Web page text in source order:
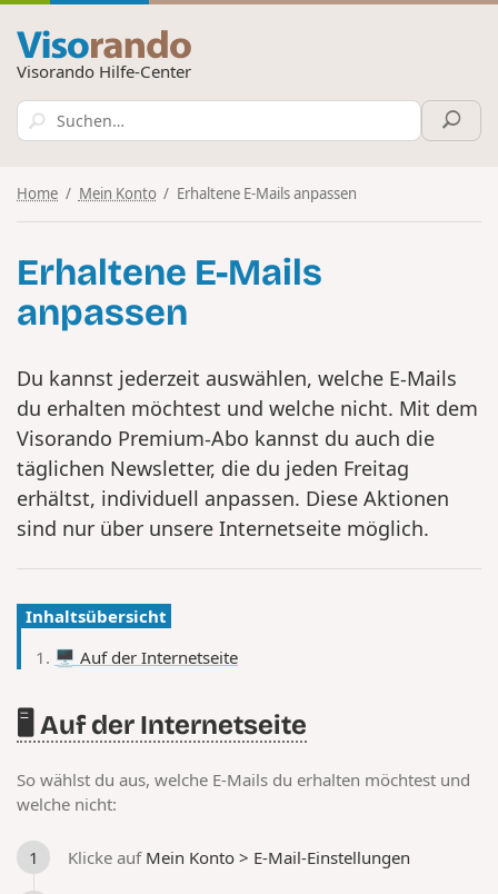
Visorando Hilfe-Center
Home Mein Konto Erhaltene E-Mails anpassen
Erhaltene E-Mails
anpassen
Du kannst jederzeit auswählen, welche E-Mails
du erhalten möchtest und welche nicht. Mit dem
Visorando Premium-Abo kannst du auch die
täglichen Newsletter, die du jeden Freitag
erhältst, individuell anpassen. Diese Aktionen
sind nur über unsere Internetseite möglich.
Inhaltsübersicht
🖥️ Auf der Internetseite
🖥️ Auf der Internetseite
So wählst du aus, welche E-Mails du erhalten möchtest und
welche nicht:
Klicke auf Mein Konto > E-Mail-Einstellungen